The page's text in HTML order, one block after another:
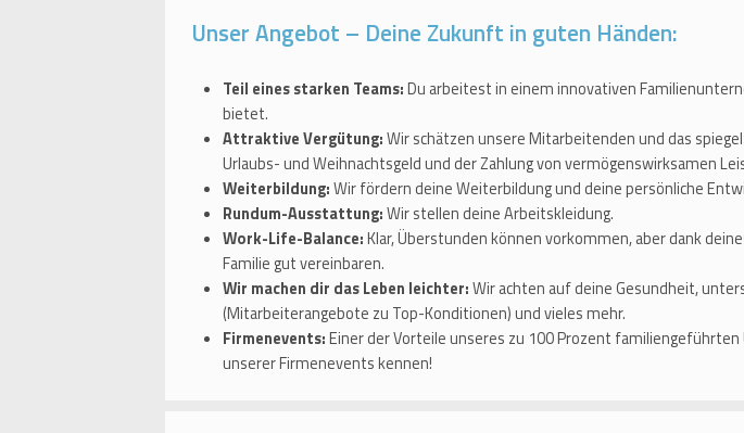
Unser Angebot – Deine Zukunft in guten Händen:
Teil eines starken Teams:Du arbeitest in einem innovativen
bietet.
Attraktive Vergütung:Wir schätzen unsere Mitarbeitenden und das
Urlaubs- und Weihnachtsgeld und der Zahlung von vermögenswirksamen
Weiterbildung:Wir fördern deine Weiterbildung und deine persönliche
Rundum-Ausstattung:Wir stellen deine Arbeitskleidung.
Work-Life-Balance:Klar, Überstunden können vorkommen, aber dank
Familie gut vereinbaren.
Wir machen dir das Leben leichter:Wir achten auf deine Gesundheit,
(Mitarbeiterangebote zu Top-Konditionen) und vieles mehr.
Firmenevents:Einer der Vorteile unseres zu 100 Prozent
unserer Firmenevents kennen!